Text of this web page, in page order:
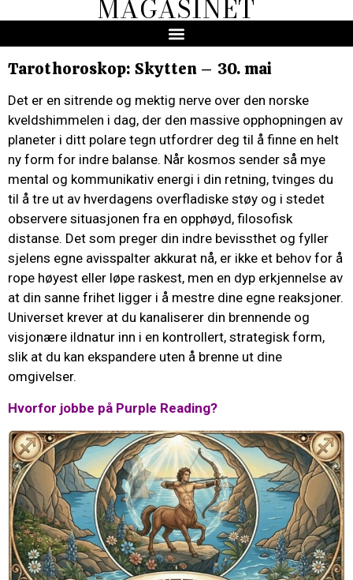
MAGASINET
Tarothoroskop: Skytten – 30. mai
Det er en sitrende og mektig nerve over den norske
kveldshimmelen i dag, der den massive opphopningen av
planeter i ditt polare tegn utfordrer deg til å finne en helt
ny form for indre balanse. Når kosmos sender så mye
mental og kommunikativ energi i din retning, tvinges du
til å tre ut av hverdagens overfladiske støy og i stedet
observere situasjonen fra en opphøyd, filosofisk
distanse. Det som preger din indre bevissthet og fyller
sjelens egne avisspalter akkurat nå, er ikke et behov for å
rope høyest eller løpe raskest, men en dyp erkjennelse av
at din sanne frihet ligger i å mestre dine egne reaksjoner.
Universet krever at du kanaliserer din brennende og
visjonære ildnatur inn i en kontrollert, strategisk form,
slik at du kan ekspandere uten å brenne ut dine
omgivelser.
Hvorfor jobbe på Purple Reading?